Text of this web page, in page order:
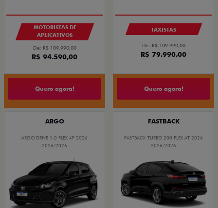
MOTORISTAS DE
APLICATIVOS
De: R$ 109.990,00
R$ 94.590,00
Quero agora!
TAXISTAS
De: R$ 109.990,00
R$ 79.990,00
Quero agora!
ARGO
ARGO DRIVE 1.0 FLEX 4P 2026
2026/2026
FASTBACK
FASTBACK TURBO 200 FLEX AT 2026
2026/2026